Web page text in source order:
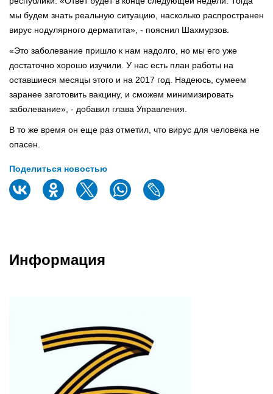
мы будем знать реальную ситуацию, насколько распространен
вирус нодулярного дерматита», - пояснил Шахмурзов.
«Это заболевание пришло к нам надолго, но мы его уже
достаточно хорошо изучили. У нас есть план работы на
оставшиеся месяцы этого и на 2017 год. Надеюсь, сумеем
заранее заготовить вакцину, и сможем минимизировать
заболевание», - добавил глава Управления.
В то же время он еще раз отметил, что вирус для человека не
опасен.
Поделиться новостью
Информация